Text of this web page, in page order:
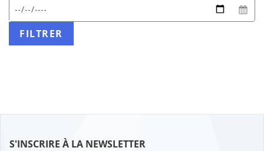
Date
de
attendu
:
JJ/MM/AAAA
FILTRER
S'INSCRIRE À LA NEWSLETTER